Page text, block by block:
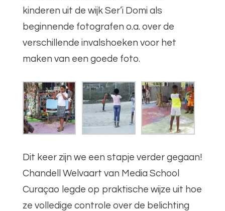
kinderen uit de wijk Ser’i Domi als
beginnende fotografen o.a. over de
verschillende invalshoeken voor het
maken van een goede foto.
Dit keer zijn we een stapje verder gegaan!
Chandell Welvaart van Media School
Curaçao legde op praktische wijze uit hoe
ze volledige controle over de belichting